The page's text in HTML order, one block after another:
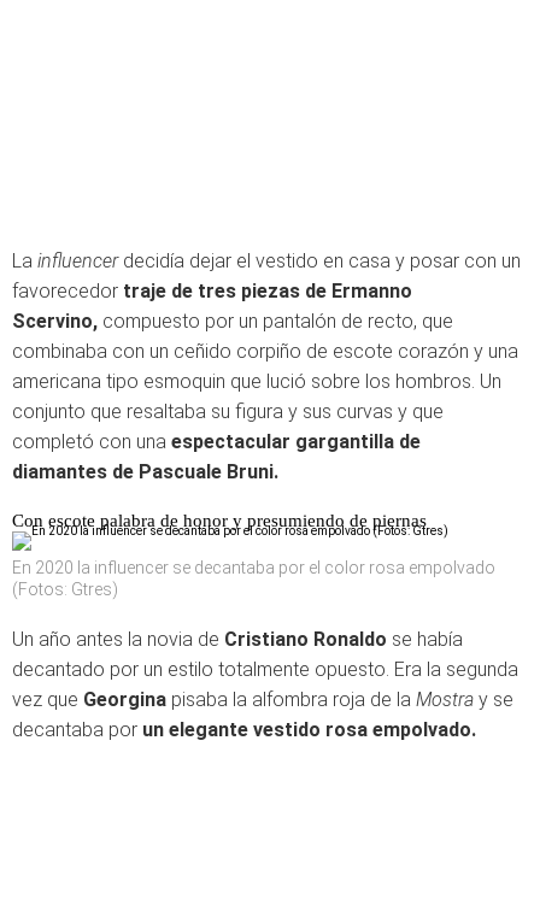
La influencerdecidía dejar el vestido en casa y posar con un
favorecedor traje de tres piezas de Ermanno
Scervino, compuesto por un pantalón de recto, que
combinaba con un ceñido corpiño de escote corazón y una
americana tipo esmoquin que lució sobre los hombros. Un
conjunto que resaltaba su figura y sus curvas y que
completó con una espectacular gargantilla de
diamantes de Pascuale Bruni.
Con escote palabra de honor y presumiendo de piernas
En 2020 la influencer se decantaba por el color rosa empolvado
(Fotos: Gtres)
Un año antes la novia de Cristiano Ronaldo se había
decantado por un estilo totalmente opuesto. Era la segunda
vez que Georgina pisaba la alfombra roja de la Mostra y se
decantaba por un elegante vestido rosa empolvado.